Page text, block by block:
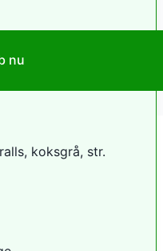
nu
koksgrå, str.